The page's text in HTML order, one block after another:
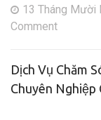
13 Tháng Mười
Comment
Dịch Vụ Chăm
Chuyên Nghiệp